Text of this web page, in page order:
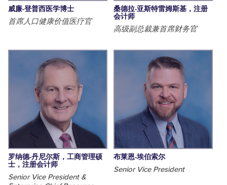
威廉-登普西医学博士
首席人口健康价值医疗官
桑德拉-亚斯特雷姆斯基，注册
会计师
高级副总裁兼首席财务官
罗纳德-丹尼尔斯，工商管理硕
士，注册会计师
Senior Vice President &
布莱恩-埃伯索尔
Senior Vice President